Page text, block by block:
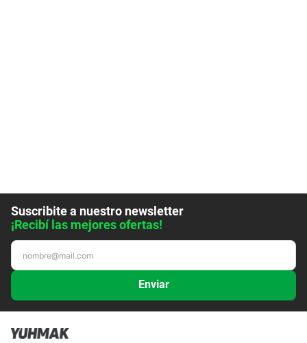
Suscribite a nuestro newsletter
¡Recibí las mejores ofertas!
Enviar